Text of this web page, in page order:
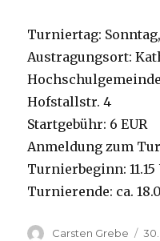
Turniertag:
Austragungsort:
Hofstallstr. 4
Startgebühr: 6 EUR
Anmeldung zum
Turnierbeginn: 11.15
Turnierende: ca.
Autor
Carsten Grebe